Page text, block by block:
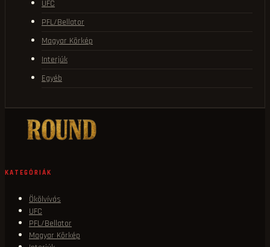
UFC
PFL/Bellator
Magyar Körkép
Interjúk
Egyéb
KATEGÓRIÁK
Ökölvívás
UFC
PFL/Bellator
Magyar Körkép